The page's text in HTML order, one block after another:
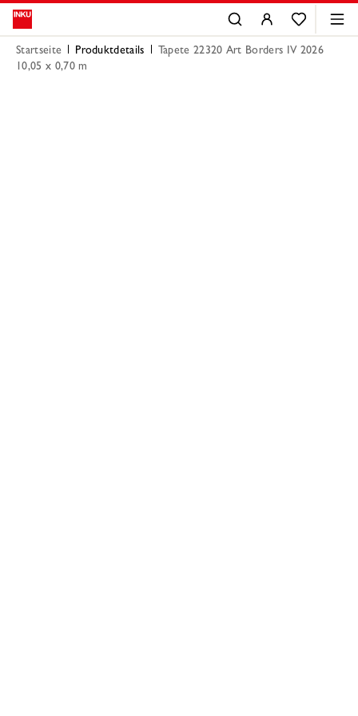
Startseite Produktdetails
Tapete 22320 Art Borders IV 2026
10,05 x 0,70 m